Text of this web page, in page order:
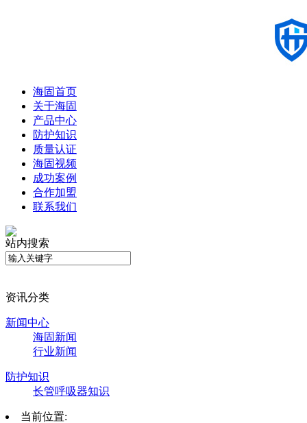
海固首页
关于海固
产品中心
防护知识
质量认证
海固视频
成功案例
合作加盟
联系我们
站内搜索
资讯分类
新闻中心
海固新闻
行业新闻
防护知识
长管呼吸器知识
当前位置: